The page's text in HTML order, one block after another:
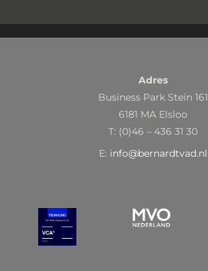
Adres
Business Park Stein 161
6181 MA Elsloo
T: (0)46 – 436 31 30
E: info@bernardtvad.nl